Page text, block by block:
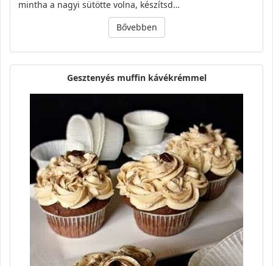
mintha a nagyi sütötte volna, készítsd…
Bővebben
Gesztenyés muffin kávékrémmel